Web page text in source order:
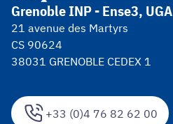
+33 (0)4 76 82 62 00
Grenoble INP - Ense3, UGA
21 avenue des Martyrs
CS 90624
38031 GRENOBLE CEDEX 1